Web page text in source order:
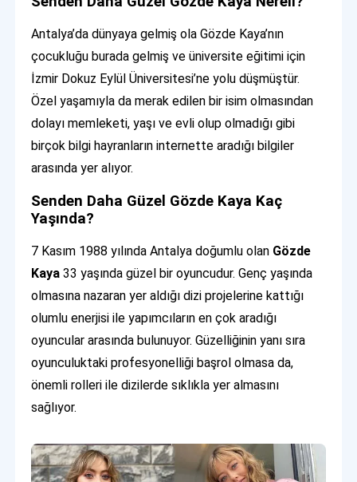
Antalya’da dünyaya gelmiş ola Gözde Kaya’nın
çocukluğu burada gelmiş ve üniversite eğitimi için
İzmir Dokuz Eylül Üniversitesi’ne yolu düşmüştür.
Özel yaşamıyla da merak edilen bir isim olmasından
dolayı memleketi, yaşı ve evli olup olmadığı gibi
birçok bilgi hayranların internette aradığı bilgiler
arasında yer alıyor.
Senden Daha Güzel Gözde Kaya Kaç
Yaşında?
7 Kasım 1988 yılında Antalya doğumlu olan Gözde
Kaya 33 yaşında güzel bir oyuncudur. Genç yaşında
olmasına nazaran yer aldığı dizi projelerine kattığı
olumlu enerjisi ile yapımcıların en çok aradığı
oyuncular arasında bulunuyor. Güzelliğinin yanı sıra
oyunculuktaki profesyonelliği başrol olmasa da,
önemli rolleri ile dizilerde sıklıkla yer almasını
sağlıyor.